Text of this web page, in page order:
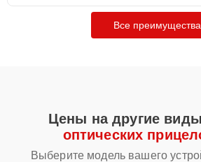
Все преимущества
Цены на другие
оптических
Выберите модель вашего